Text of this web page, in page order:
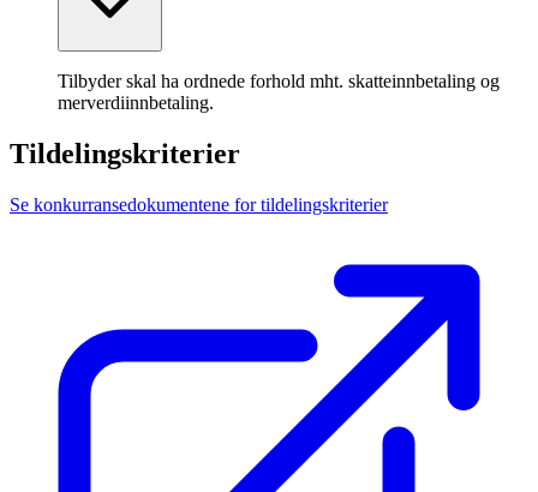
Tilbyder skal ha ordnede forhold mht. skatteinnbetaling og
merverdiinnbetaling.
Tildelingskriterier
Se konkurransedokumentene for tildelingskriterier